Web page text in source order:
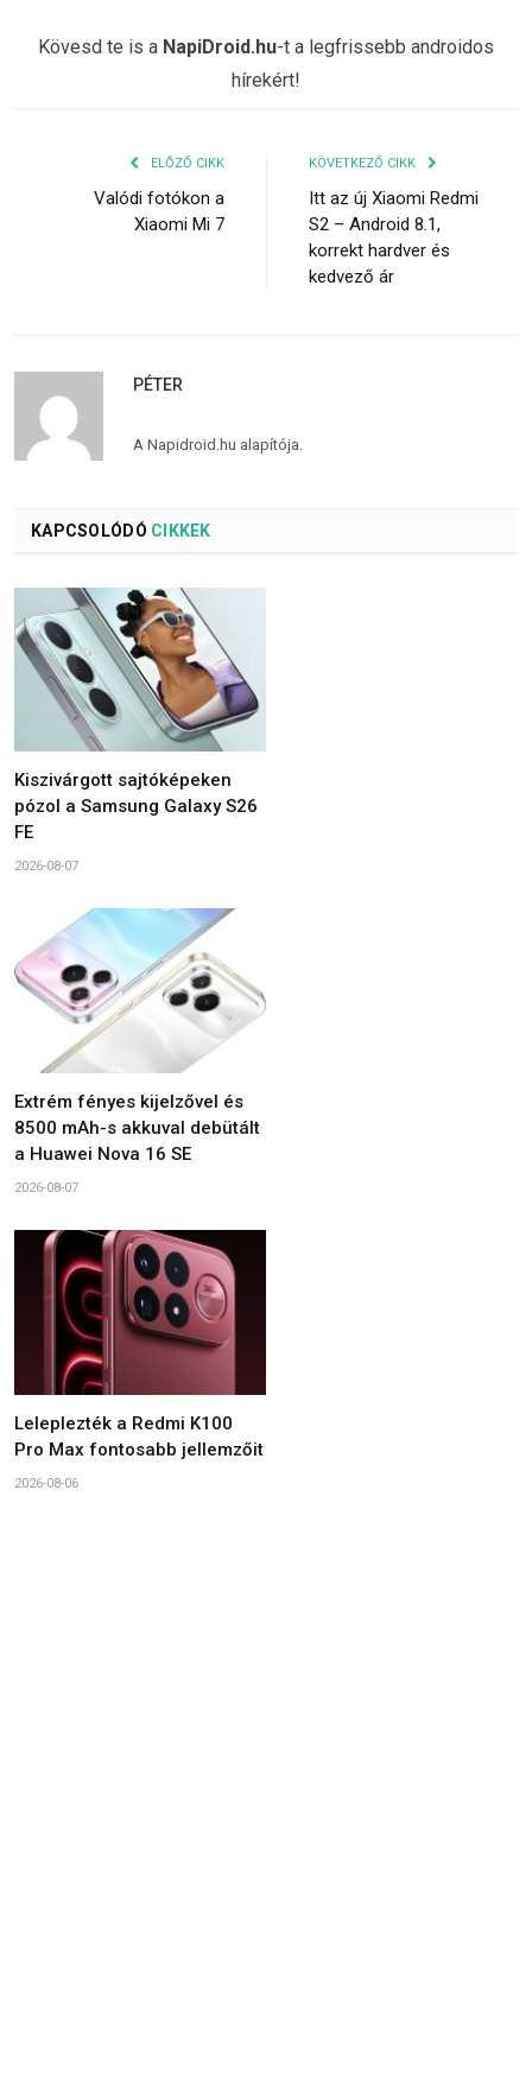
Kövesd te is a NapiDroid.hu-t a legfrissebb androidos
hírekért!
ELŐZŐ CIKK
Valódi fotókon a
Xiaomi Mi 7
KÖVETKEZŐ CIKK
Itt az új Xiaomi Redmi
S2 – Android 8.1,
korrekt hardver és
kedvező ár
PÉTER
A Napidroid.hu alapítója.
KAPCSOLÓDÓ CIKKEK
Kiszivárgott sajtóképeken
pózol a Samsung Galaxy S26
FE
2026-08-07
Extrém fényes kijelzővel és
8500 mAh-s akkuval debütált
a Huawei Nova 16 SE
2026-08-07
Leleplezték a Redmi K100
Pro Max fontosabb jellemzőit
2026-08-06